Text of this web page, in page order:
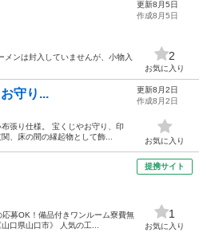
ンは封入していませんが、小物入
更新8月5日
作成8月5日
2
お気に入り
守り...
張り仕様。 宝くじやお守り、印
、床の間の縁起物として飾...
更新8月2日
作成8月2日
お気に入り
募OK！備品付きワンルーム寮費無
口県山口市》 人気の工...
提携サイト
1
お気に入り